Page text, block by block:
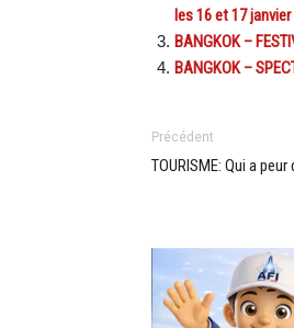
les 16 et 17 janvier
BANGKOK –
BANGKOK –
Précédent
TOURISME: Qui a